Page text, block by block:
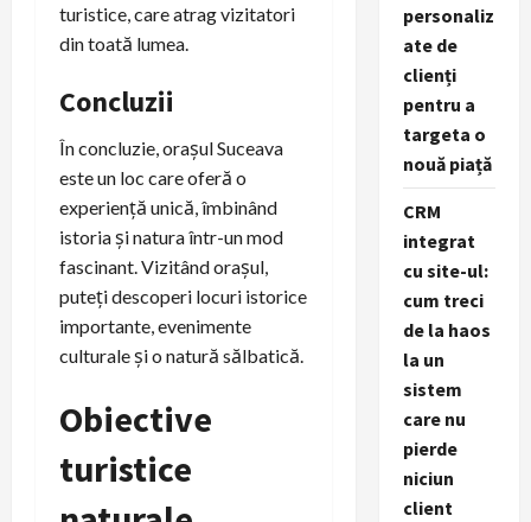
turistice, care atrag vizitatori
din toată lumea.
Concluzii
În concluzie, orașul Suceava
este un loc care oferă o
experiență unică, îmbinând
istoria și natura într-un mod
fascinant. Vizitând orașul,
puteți descoperi locuri istorice
importante, evenimente
culturale și o natură sălbatică.
Obiective
turistice
personaliz
ate de
clienți
pentru a
targeta o
nouă piață
CRM
integrat
cu site-ul:
cum treci
de la haos
la un
sistem
care nu
pierde
niciun
client